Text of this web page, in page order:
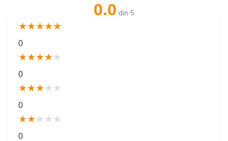
0.0 din 5
★★★★★
0
★★★★★
0
★★★★ ★
0
★★★ ★ ★
0